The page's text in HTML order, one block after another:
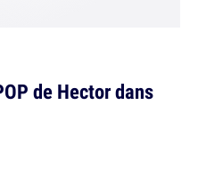
de Hector dans